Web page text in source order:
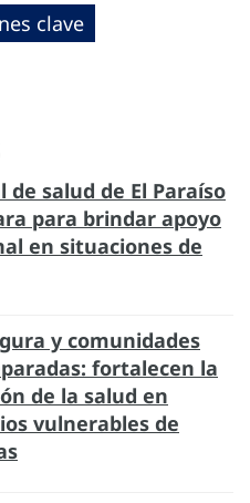
clave
de salud de El Paraíso
para brindar apoyo
en situaciones de
y comunidades
fortalecen la
de la salud en
vulnerables de